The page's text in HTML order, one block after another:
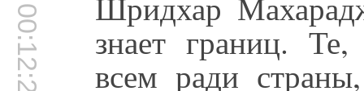
00:12:25 знает границ.
всем ради